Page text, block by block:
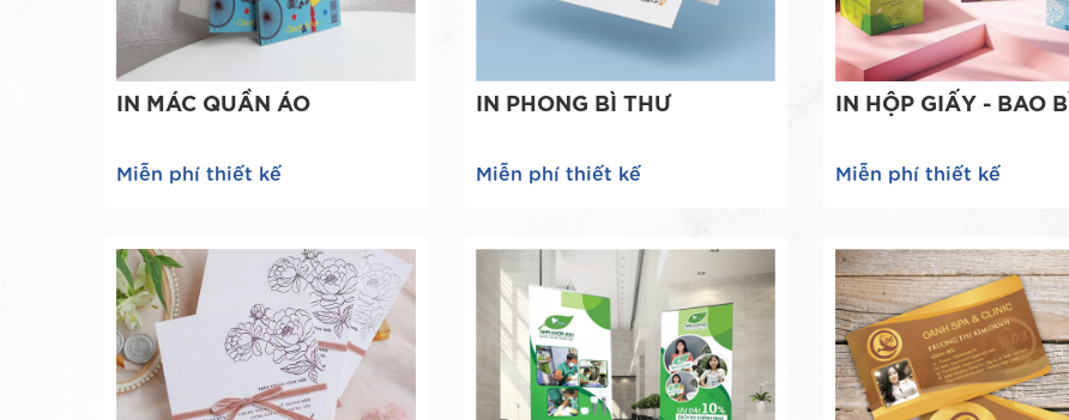
IN MÁC QUẦN ÁO
Miễn phí thiết kế
IN PHONG BÌ THƯ
Miễn phí thiết kế
IN HỘP GIẤY - BAO BÌ
Miễn phí thiết kế